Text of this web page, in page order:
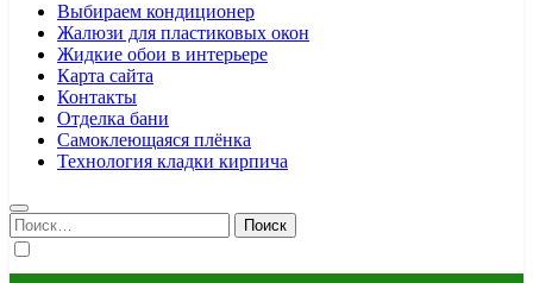
Выбираем кондиционер
Жалюзи для пластиковых окон
Жидкие обои в интерьере
Карта сайта
Контакты
Отделка бани
Самоклеющаяся плёнка
Технология кладки кирпича
Найти: